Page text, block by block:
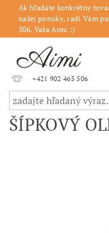
Ak hľadáte konkrétny
našej ponuky, radi Vám
506. Vaša Aimi :)
+421 902 465 506
ŠÍPKOVÝ